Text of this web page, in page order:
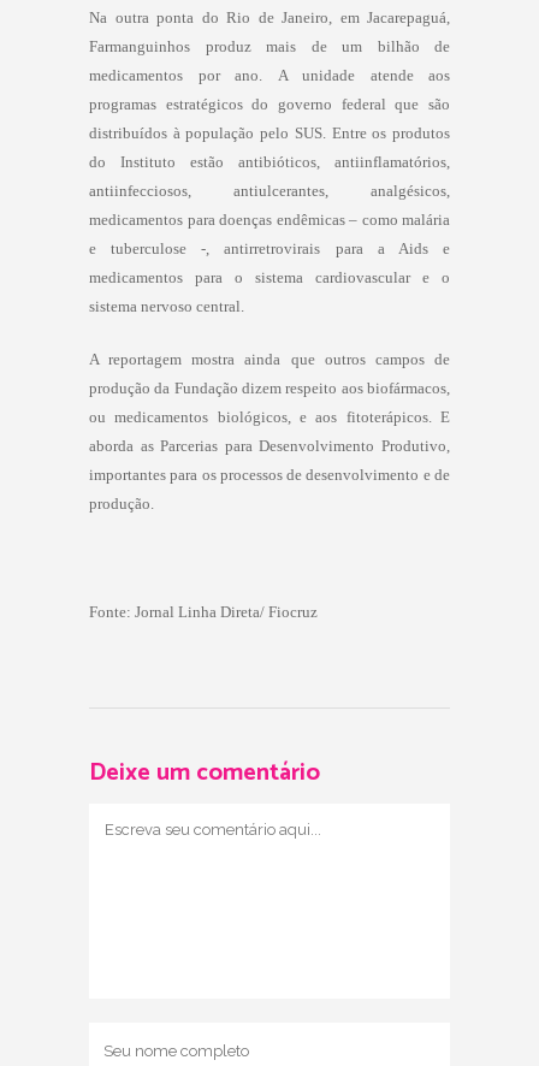
Na outra ponta do Rio de Janeiro, em Jacarepaguá,
Farmanguinhos produz mais de um bilhão de
medicamentos por ano. A unidade atende aos
programas estratégicos do governo federal que são
distribuídos à população pelo SUS. Entre os produtos
do Instituto estão antibióticos, antiinflamatórios,
antiinfecciosos, antiulcerantes, analgésicos,
medicamentos para doenças endêmicas – como malária
e tuberculose -, antirretrovirais para a Aids e
medicamentos para o sistema cardiovascular e o
sistema nervoso central.
A reportagem mostra ainda que outros campos de
produção da Fundação dizem respeito aos biofármacos,
ou medicamentos biológicos, e aos fitoterápicos. E
aborda as Parcerias para Desenvolvimento Produtivo,
importantes para os processos de desenvolvimento e de
produção.
Fonte: Jornal Linha Direta/ Fiocruz
Deixe um comentário